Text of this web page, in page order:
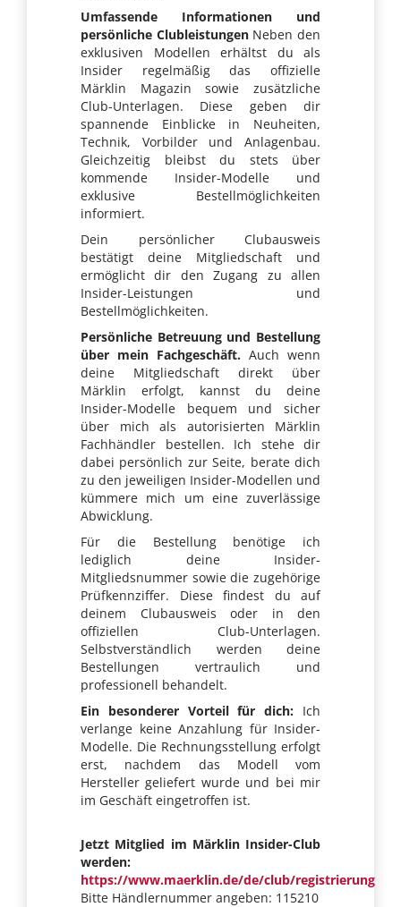
Umfassende Informationen und
persönliche ClubleistungenNeben den
exklusiven Modellen erhältst du als
Insider regelmäßig das offizielle
Märklin Magazin sowie zusätzliche
Club-Unterlagen. Diese geben dir
spannende Einblicke in Neuheiten,
Technik, Vorbilder und Anlagenbau.
Gleichzeitig bleibst du stets über
kommende Insider-Modelle und
exklusive Bestellmöglichkeiten
informiert.
Dein persönlicher Clubausweis
bestätigt deine Mitgliedschaft und
ermöglicht dir den Zugang zu allen
Insider-Leistungen und
Bestellmöglichkeiten.
Persönliche Betreuung und Bestellung
über mein Fachgeschäft. Auch wenn
deine Mitgliedschaft direkt über
Märklin erfolgt, kannst du deine
Insider-Modelle bequem und sicher
über mich als autorisierten Märklin
Fachhändler bestellen. Ich stehe dir
dabei persönlich zur Seite, berate dich
zu den jeweiligen Insider-Modellen und
kümmere mich um eine zuverlässige
Abwicklung.
Für die Bestellung benötige ich
lediglich deine Insider-
Mitgliedsnummer sowie die zugehörige
Prüfkennziffer. Diese findest du auf
deinem Clubausweis oder in den
offiziellen Club-Unterlagen.
Selbstverständlich werden deine
Bestellungen vertraulich und
professionell behandelt.
Ein besonderer Vorteil für dich: Ich
verlange keine Anzahlung für Insider-
Modelle. Die Rechnungsstellung erfolgt
erst, nachdem das Modell vom
Hersteller geliefert wurde und bei mir
im Geschäft eingetroffen ist.
Jetzt Mitglied im Märklin Insider-Club
werden:
https://www.maerklin.de/de/club/registrierung
Bitte Händlernummer angeben: 115210